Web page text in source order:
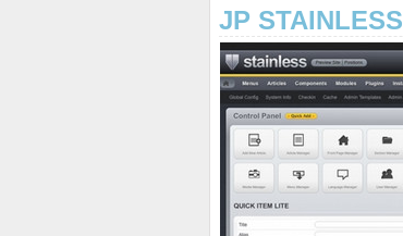
JP STAINLESS